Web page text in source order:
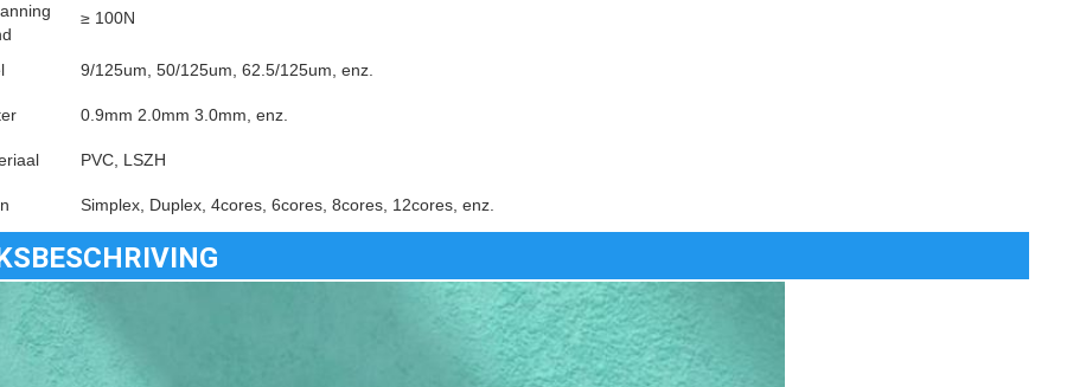
≥ 100N
9/125um, 50/125um, 62.5/125um, enz.
0.9mm 2.0mm 3.0mm, enz.
PVC, LSZH
Simplex, Duplex, 4cores, 6cores, 8cores, 12cores, enz.